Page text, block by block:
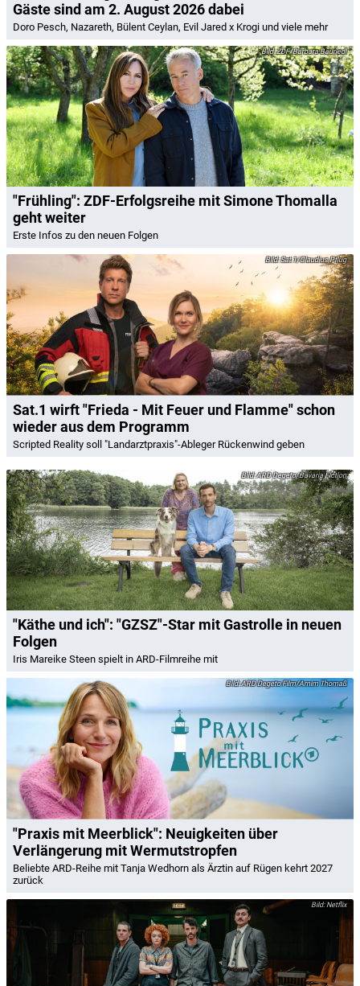
Gäste sind am 2. August 2026 dabei
Doro Pesch, Nazareth, Bülent Ceylan, Evil Jared x Krogi und viele mehr
ZDF/Barbara Bauriedl
"Frühling": ZDF-Erfolgsreihe mit Simone Thomalla
geht weiter
Erste Infos zu den neuen Folgen
Sat.1/Claudius Pflug
Sat.1 wirft "Frieda - Mit Feuer und Flamme" schon
wieder aus dem Programm
Scripted Reality soll "Landarztpraxis"-Ableger Rückenwind geben
ARD Degeto/Bavaria Fiction
"Käthe und ich": "GZSZ"-Star mit Gastrolle in neuen
Folgen
Iris Mareike Steen spielt in ARD-Filmreihe mit
ARD Degeto Film/Arnim Thomaß
"Praxis mit Meerblick": Neuigkeiten über
Verlängerung mit Wermutstropfen
Beliebte ARD-Reihe mit Tanja Wedhorn als Ärztin auf Rügen kehrt 2027
zurück
Netflix